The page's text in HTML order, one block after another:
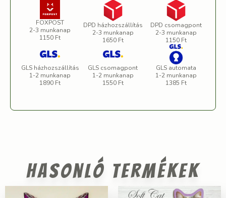
FOXPOST
2-3 munkanap
1150 Ft
DPD házhozszállítás
2-3 munkanap
1650 Ft
DPD csomagpont
2-3 munkanap
1150 Ft
GLS házhozszállítás
1-2 munkanap
1890 Ft
GLS csomagpont
1-2 munkanap
1550 Ft
GLS automata
1-2 munkanap
1385 Ft
Hasonló termékek